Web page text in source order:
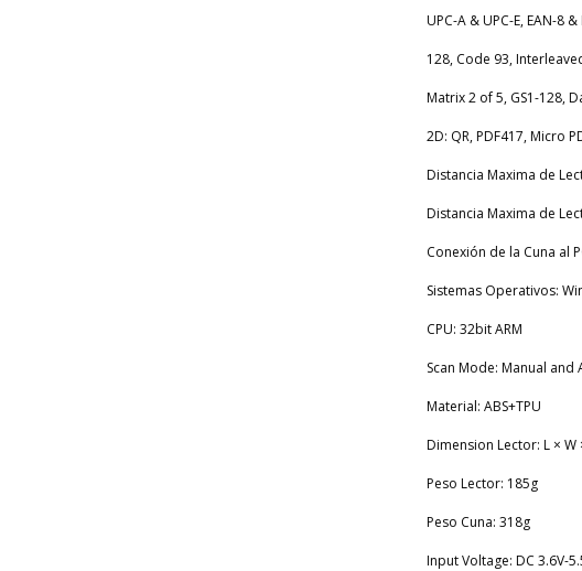
UPC-A & UPC-E, EAN-8
128, Code 93,
Matrix 2 of 5, GS1-128,
2D: QR, PDF417, Micro
Distancia Maxima de
Distancia Maxima de
Conexión de la Cuna al
Sistemas Operativos:
CPU: 32bit ARM
Scan Mode: Manual and
Material: ABS+TPU
Dimension Lector: L ×
Peso Lector: 185g
Peso Cuna: 318g
Input Voltage: DC 3.6V-